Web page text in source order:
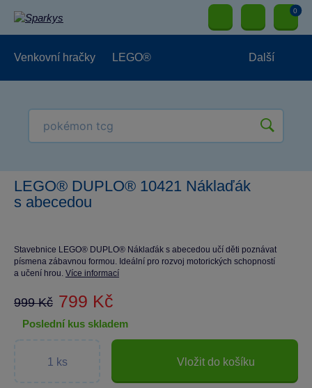
0
Venkovní hračky LEGO® Další
LEGO® DUPLO® 10421 Náklaďák
s abecedou
Stavebnice LEGO® DUPLO® Náklaďák s abecedou učí děti poznávat
písmena zábavnou formou. Ideální pro rozvoj motorických schopností
a učení hrou. Více informací
999 Kč 799 Kč
poslední kus skladem
Vložit do košíku